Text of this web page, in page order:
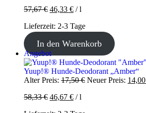
57,67€ 46,33 € /l
Lieferzeit: 2-3 Tage
In den Warenkorb
AngebotProdukt
im
Angebot
Yuup!® Hunde-Deodorant „Amber“
Alter Preis: 17,50€ Ursprünglicher
Neuer Preis: 14,00
58,33€ 46,67 € /l